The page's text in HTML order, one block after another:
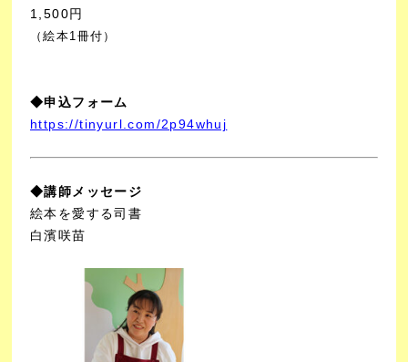
1,500円
（絵本1冊付）
◆申込フォーム
https://tinyurl.com/2p94whuj
◆講師メッセージ
絵本を愛する司書
白濱咲苗